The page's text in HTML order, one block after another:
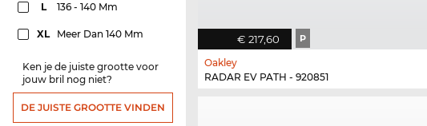
L 136 - 140 Mm
XL Meer Dan 140 Mm
Ken je de juiste grootte voor
jouw bril nog niet?
DE JUISTE GROOTTE VINDEN
€ 217,60 P
Oakley
RADAR EV PATH - 920851